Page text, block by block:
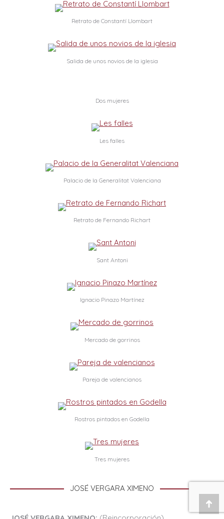
Retrato de Constantí Llombart
Salida de unos novios de la iglesia
Dos mujeres
Les falles
Palacio de la Generalitat Valenciana
Retrato de Fernando Richart
Sant Antoni
Ignacio Pinazo Martínez
Mercado de gorrinos
Pareja de valencianos
Rostros pintados en Godella
Tres mujeres
JOSÉ VERGARA XIMENO
Ir